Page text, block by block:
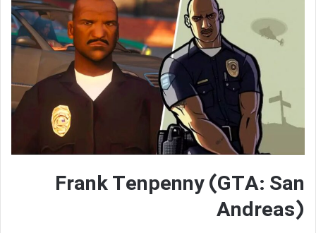
Frank Tenpenny (GTA: San
Andreas)